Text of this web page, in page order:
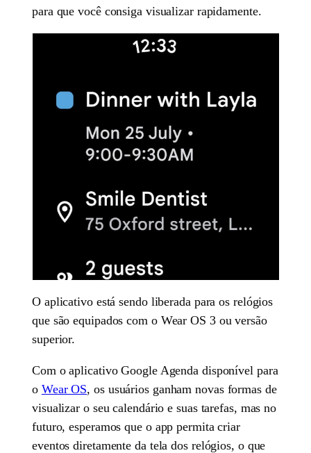
para que você consiga visualizar rapidamente.
O aplicativo está sendo liberada para os relógios
que são equipados com o Wear OS 3 ou versão
superior.
Com o aplicativo Google Agenda disponível para
o Wear OS, os usuários ganham novas formas de
visualizar o seu calendário e suas tarefas, mas no
futuro, esperamos que o app permita criar
eventos diretamente da tela dos relógios, o que